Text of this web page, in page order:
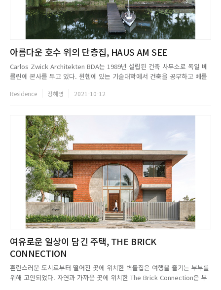
아름다운 호수 위의 단층집, HAUS AM SEE
Carlos Zwick Architekten BDA는 1989년 설립된 건축 사무소로 독일 베
를린에 본사를 두고 있다. 뮌헨에 있는 기술대학에서 건축을 공부하고 베를
자이너로 구성된 글로벌 팀을 꾸리고 이들과 수많은 프로젝트를 성공적으로
Residence 정혜영 2021-10-12
여유로운 일상이 담긴 주택, THE BRICK
CONNECTION
혼란스러운 도시로부터 떨어진 곳에 위치한 벽돌집은 여행을 즐기는 부부를
위해 고안되었다. 자연과 가까운 곳에 위치한 The Brick Connection은 부